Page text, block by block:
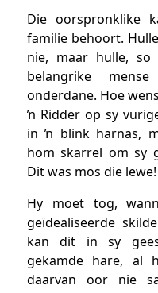
Die oorspronklike
familie behoort.
nie, maar hulle,
belangrike
onderdane. Hoe
ŉ Ridder op sy
in ŉ blink harnas,
hom skarrel om sy
Dit was mos die lewe!
Hy moet tog,
geïdealiseerde
kan dit in sy
gekamde hare, al
daarvan oor nie